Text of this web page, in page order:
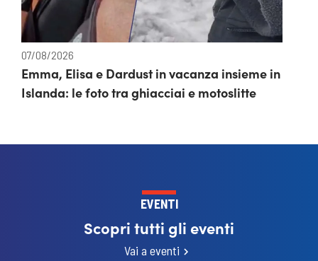
07/08/2026
Emma, Elisa e Dardust in vacanza insieme in
Islanda: le foto tra ghiacciai e motoslitte
EVENTI
Scopri tutti gli eventi
Vai a eventi